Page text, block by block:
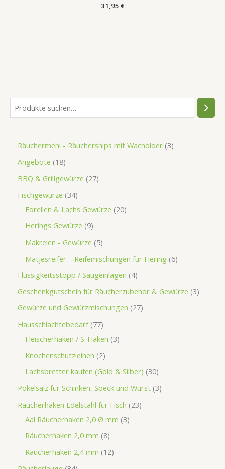
Räuchermehl - Räucherships mit Wacholder 3
Angebote 18
BBQ & Grillgewürze 27
Fischgewürze 34
Forellen & Lachs Gewürze 20
Herings Gewürze 9
Makrelen - Gewürze 5
Matjesreifer – Reifemischungen für Hering 6
Flüssigkeitsstopp / Saugeinlagen 4
Geschenkgutschein für Räucherzubehör & Gewürze 3
Gewürze und Gewürzmischungen 27
Hausschlachtebedarf 77
Fleischerhaken / S-Haken 3
Knochenschutzleinen 2
Lachsbretter kaufen (Gold & Silber) 30
Pökelsalz für Schinken, Speck und Wurst 3
Räucherhaken Edelstahl für Fisch 23
Aal Räucherhaken 2,0 Ø mm 3
Räucherhaken 2,0 mm 8
Räucherhaken 2,4 mm 12
31,95 €